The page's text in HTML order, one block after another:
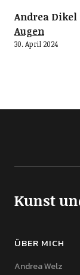
Andrea Dikel
Augen
30. April 2024
Kunst
ÜBER MICH
Andrea Welz